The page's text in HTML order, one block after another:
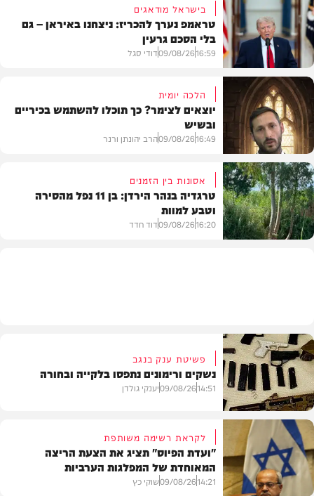
בעולם
בישראל מודאגים
טראמפ נערך להכריז: ניצחנו באיראן – גם
בלי הסכם גרעין
16:59
09/08/26דודי סגל
הלכה
הלכה יומית
יוצאים לצימר? כך תוכלו להשתמש בכיריים
ובשיש
16:49
09/08/26הרב יהונתן ורנר
אסונות בין הזמנים
טרגדיה בנהר הירדן: בן 11 נפל מהסירה
וטבע למוות
16:20
09/08/26דוד חדד
משטרה
פשיטת ענק בנגב
נשקים ורימונים נתפסו בלקייה ובחורה
14:51
09/08/26יענקי גולדן
לקראת רשימה משותפת
"ועדת הפיוס" תציג את הצעת הריצה
המאוחדת של המפלגות הערביות
14:21
09/08/26שוקי כץ